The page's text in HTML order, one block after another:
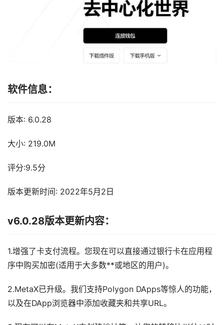
软件信息：
版本: 6.0.28
大小: 219.0M
评分:9.5分
版本更新时间: 2022年5月2日
v6.0.28版本更新内容：
1.增强了卡支付流程。您现在可以直接通过银行卡在应用程
序中购买加密(适用于大多数**或地区的用户)。
2.MetaX已升级。我们支持Polygon DApps等惊人的功能，
以及在DApp浏览器中添加收藏夹和共享URL。